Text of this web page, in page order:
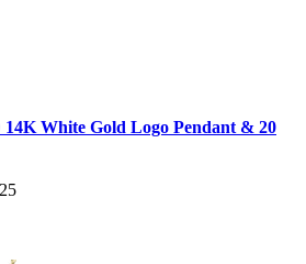
White Gold Logo Pendant & 20